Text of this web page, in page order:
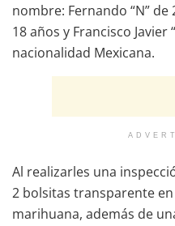
nombre: Fernando “N” de
18 años y Francisco Javier
nacionalidad Mexicana.
Al realizarles una
2 bolsitas transparente
marihuana, además de